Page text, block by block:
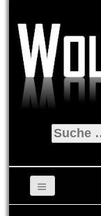
Suche
nach: